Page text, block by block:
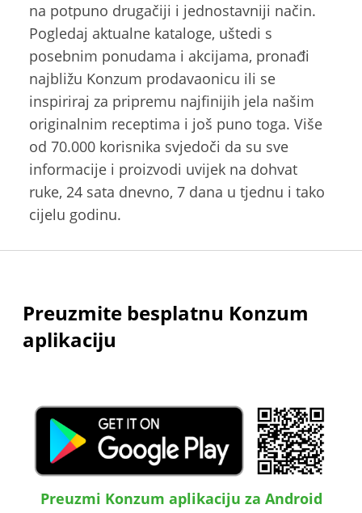
na potpuno drugačiji i jednostavniji način.
Pogledaj aktualne kataloge, uštedi s
posebnim ponudama i akcijama, pronađi
najbližu Konzum prodavaonicu ili se
inspiriraj za pripremu najfinijih jela našim
originalnim receptima i još puno toga. Više
od 70.000 korisnika svjedoči da su sve
informacije i proizvodi uvijek na dohvat
ruke, 24 sata dnevno, 7 dana u tjednu i tako
cijelu godinu.
Preuzmite besplatnu Konzum
aplikaciju
Preuzmi Konzum aplikaciju za Android